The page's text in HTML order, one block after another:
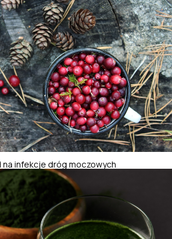
infekcje dróg moczowych